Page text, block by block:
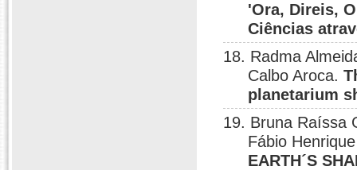
'Ora, Direis,
Ciências
18. Radma
Calbo Aroca.
planetarium
19. Bruna Raíssa
Fábio
EARTH´S